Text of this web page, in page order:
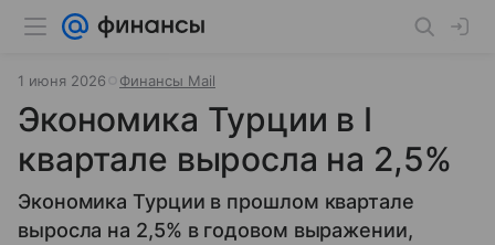
1 июня 2026 Финансы Mail
Экономика Турции в I
квартале выросла на 2,5%
Экономика Турции в прошлом квартале
выросла на 2,5% в годовом выражении,